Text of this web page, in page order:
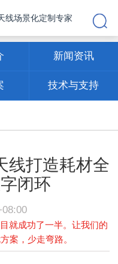
线场景化定制专家
新闻资讯
技术与支持
线打造耗材全
闭环
就成功了一半。让我们的
案，少走弯路。